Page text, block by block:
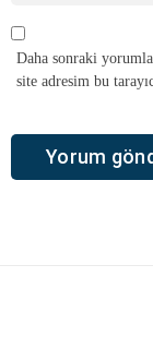
Daha sonraki
site adresim bu